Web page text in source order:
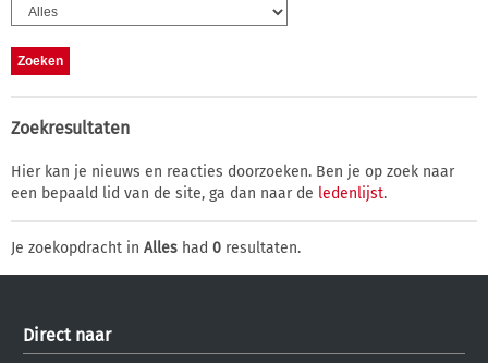
Zoekresultaten
Hier kan je nieuws en reacties doorzoeken. Ben je op zoek naar
een bepaald lid van de site, ga dan naar de ledenlijst.
Je zoekopdracht in Alles had 0 resultaten.
Direct naar